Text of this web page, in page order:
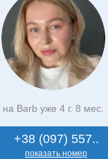
на Barb уже 4 г. 8 мес.
+38 (097) 557..
показать номер